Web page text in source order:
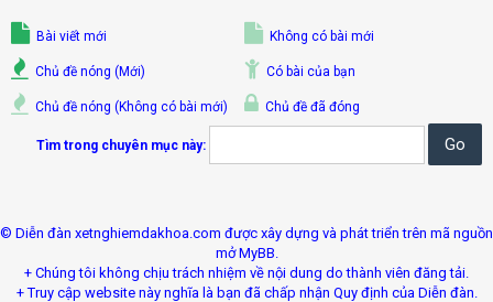
Bài viết mới
Chủ đề nóng (Mới)
Chủ đề nóng (Không có bài mới)
Không có bài mới
Có bài của bạn
Chủ đề đã đóng
Tìm trong chuyên mục này:
© Diễn đàn xetnghiemdakhoa.com được xây dựng và phát triển trên mã nguồn
mở MyBB.
+ Chúng tôi không chịu trách nhiệm về nội dung do thành viên đăng tải.
+ Truy cập website này nghĩa là bạn đã chấp nhận Quy định của Diễn đàn.